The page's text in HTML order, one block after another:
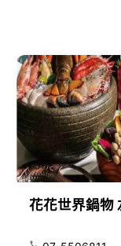
花花世界鍋物